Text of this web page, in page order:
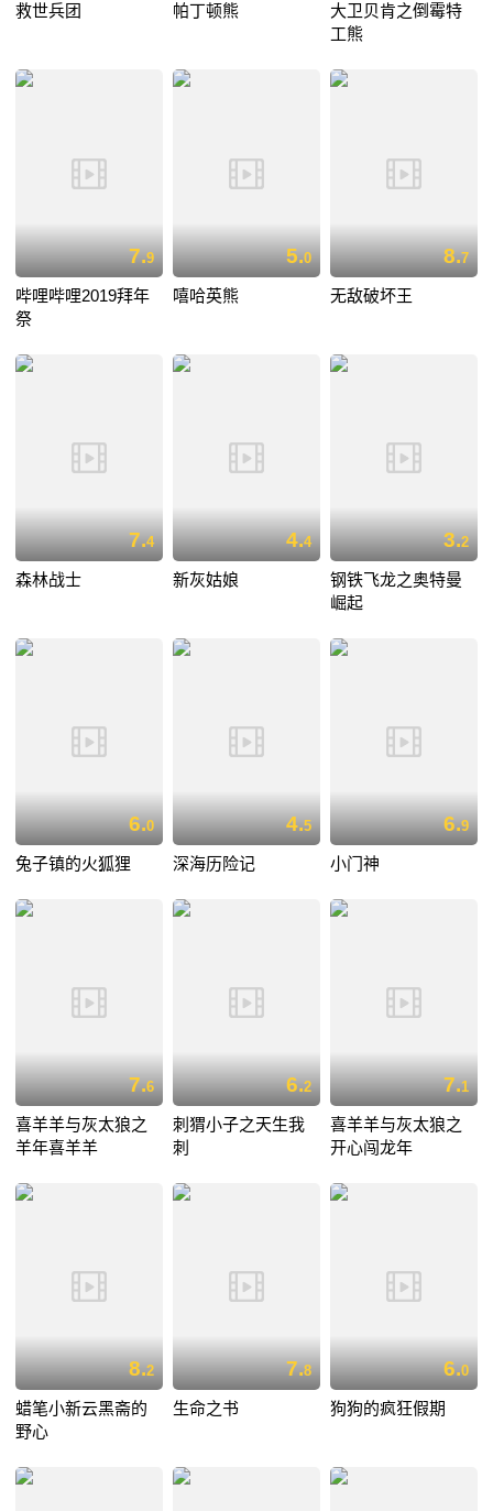
救世兵团 帕丁顿熊
大卫贝肯之倒霉特
工熊
7.9
哔哩哔哩2019拜年
祭
5.0
嘻哈英熊
8.7
无敌破坏王
7.4
森林战士
4.4
新灰姑娘
3.2
钢铁飞龙之奥特曼
崛起
6.0
兔子镇的火狐狸
4.5
深海历险记
6.9
小门神
7.6
喜羊羊与灰太狼之
羊年喜羊羊
6.2
刺猬小子之天生我
刺
7.1
喜羊羊与灰太狼之
开心闯龙年
8.2
蜡笔小新云黑斋的
野心
7.8
生命之书
6.0
狗狗的疯狂假期